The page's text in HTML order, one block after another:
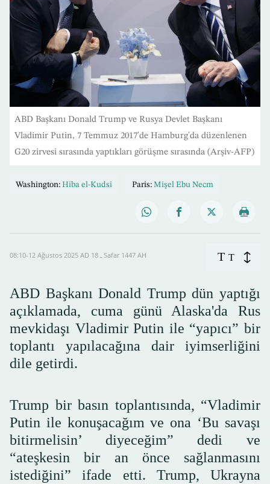
ABD Başkanı Donald Trump ve Rusya Devlet Başkanı
Vladimir Putin, 7 Temmuz 2017'de Hamburg'da düzenlenen
G20 zirvesi sırasında yaptıkları görüşme sırasında (Arşiv-AFP)
Washington: Hiba el-Kudsi Paris: Mişel Ebu Necm
08:10-12 Ağustos 2025 AD ـ 18 Safar 1447 AH T T
ABD Başkanı Donald Trump dün yaptığı
açıklamada, cuma günü Alaska'da Rus
mevkidaşı Vladimir Putin ile “yapıcı” bir
toplantı yapılacağına dair iyimserliğini
dile getirdi.
Trump bir basın toplantısında, “Vladimir
Putin ile konuşacağım ve ona ‘Bu savaşı
bitirmelisin’ diyeceğim” dedi ve
“ateşkesin bir an önce sağlanmasını
istediğini” ifade etti. Trump, Ukrayna